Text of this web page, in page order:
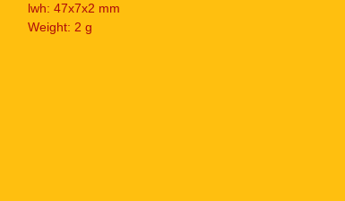
lwh: 47x7x2 mm
Weight: 2 g